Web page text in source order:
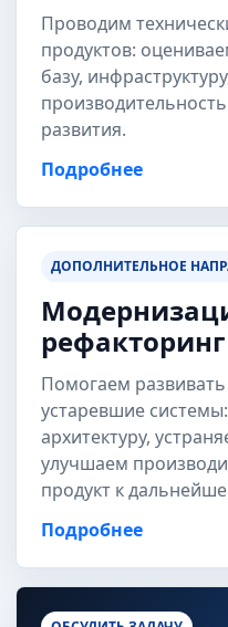
Проводим
продуктов:
базу,
развития.
Подробнее
ДОПОЛНИТЕЛЬНОЕ
Помогаем
устаревшие
архитектуру,
улучшаем
продукт к
Подробнее